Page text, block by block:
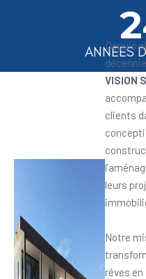
ANNEES
Depuis
VISION
clients
leurs
Notre
rêves en